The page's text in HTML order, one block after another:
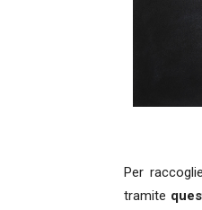
Per
tramite